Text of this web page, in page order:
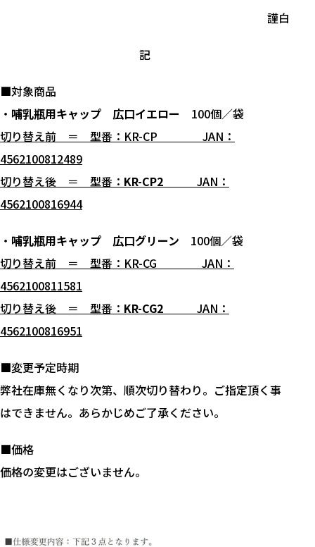
謹白
記
■対象商品
・ 哺乳瓶用キャップ 広口イエロー 100個／袋
切り替え前 ＝ 型番：KR-CP JAN：
4562100812489
切り替え後 ＝ 型番： KR-CP2 JAN：
4562100816944
・ 哺乳瓶用キャップ 広口グリーン 100個／袋
切り替え前 ＝ 型番：KR-CG JAN：
4562100811581
切り替え後 ＝ 型番： KR-CG2 JAN：
4562100816951
■変更予定時期
弊社在庫無くなり次第、順次切り替わり。ご指定頂く事
はできません。あらかじめご了承ください。
■価格
価格の変更はございません。